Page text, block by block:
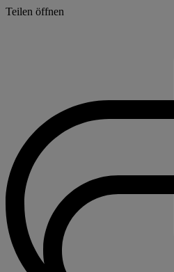
Teilen öffnen